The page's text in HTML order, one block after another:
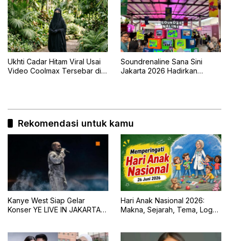
Ukhti Cadar Hitam Viral Usai
Video Coolmax Tersebar di
Soundrenaline Sana Sini
Jakarta 2026 Hadirkan
Rekomendasi untuk kamu
Kanye West Siap Gelar
Konser YE LIVE IN JAKARTA
Hari Anak Nasional 2026:
Makna, Sejarah, Tema, Logo,